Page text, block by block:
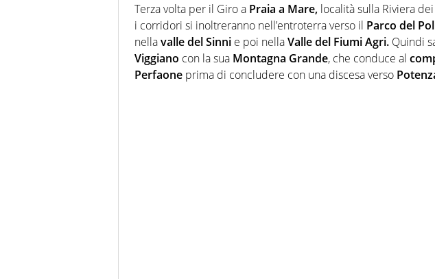
Terza volta per il Giro a Praia a Mare, località sulla Riviera
i corridori si inoltreranno nell’entroterra verso il Parco del
nellavalle del Sinni e poi nellaValle del Fiumi Agri. Quindi
Viggiano con la sua Montagna Grande, che conduce al
Perfaone prima di concludere con una discesa verso